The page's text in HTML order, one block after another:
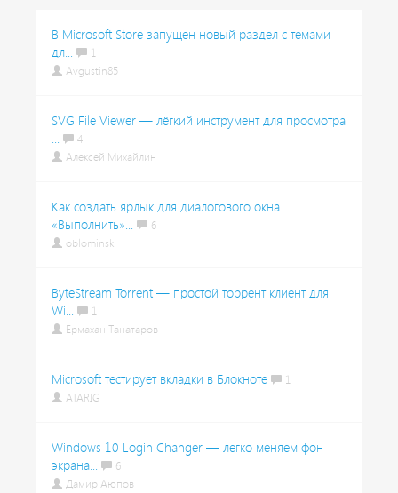
В Microsoft Store запущен новый раздел с темами
дл...
1
Avgustin85
SVG File Viewer — лёгкий инструмент для просмотра
...
4
Алексей Михайлин
Как создать ярлык для диалогового окна
«Выполнить»...
6
oblominsk
ByteStream Torrent — простой торрент клиент для
Wi...
1
Ермахан Танатаров
Microsoft тестирует вкладки в Блокноте
1
ATARIG
Windows 10 Login Changer — легко меняем фон
экрана...
6
Дамир Аюпов